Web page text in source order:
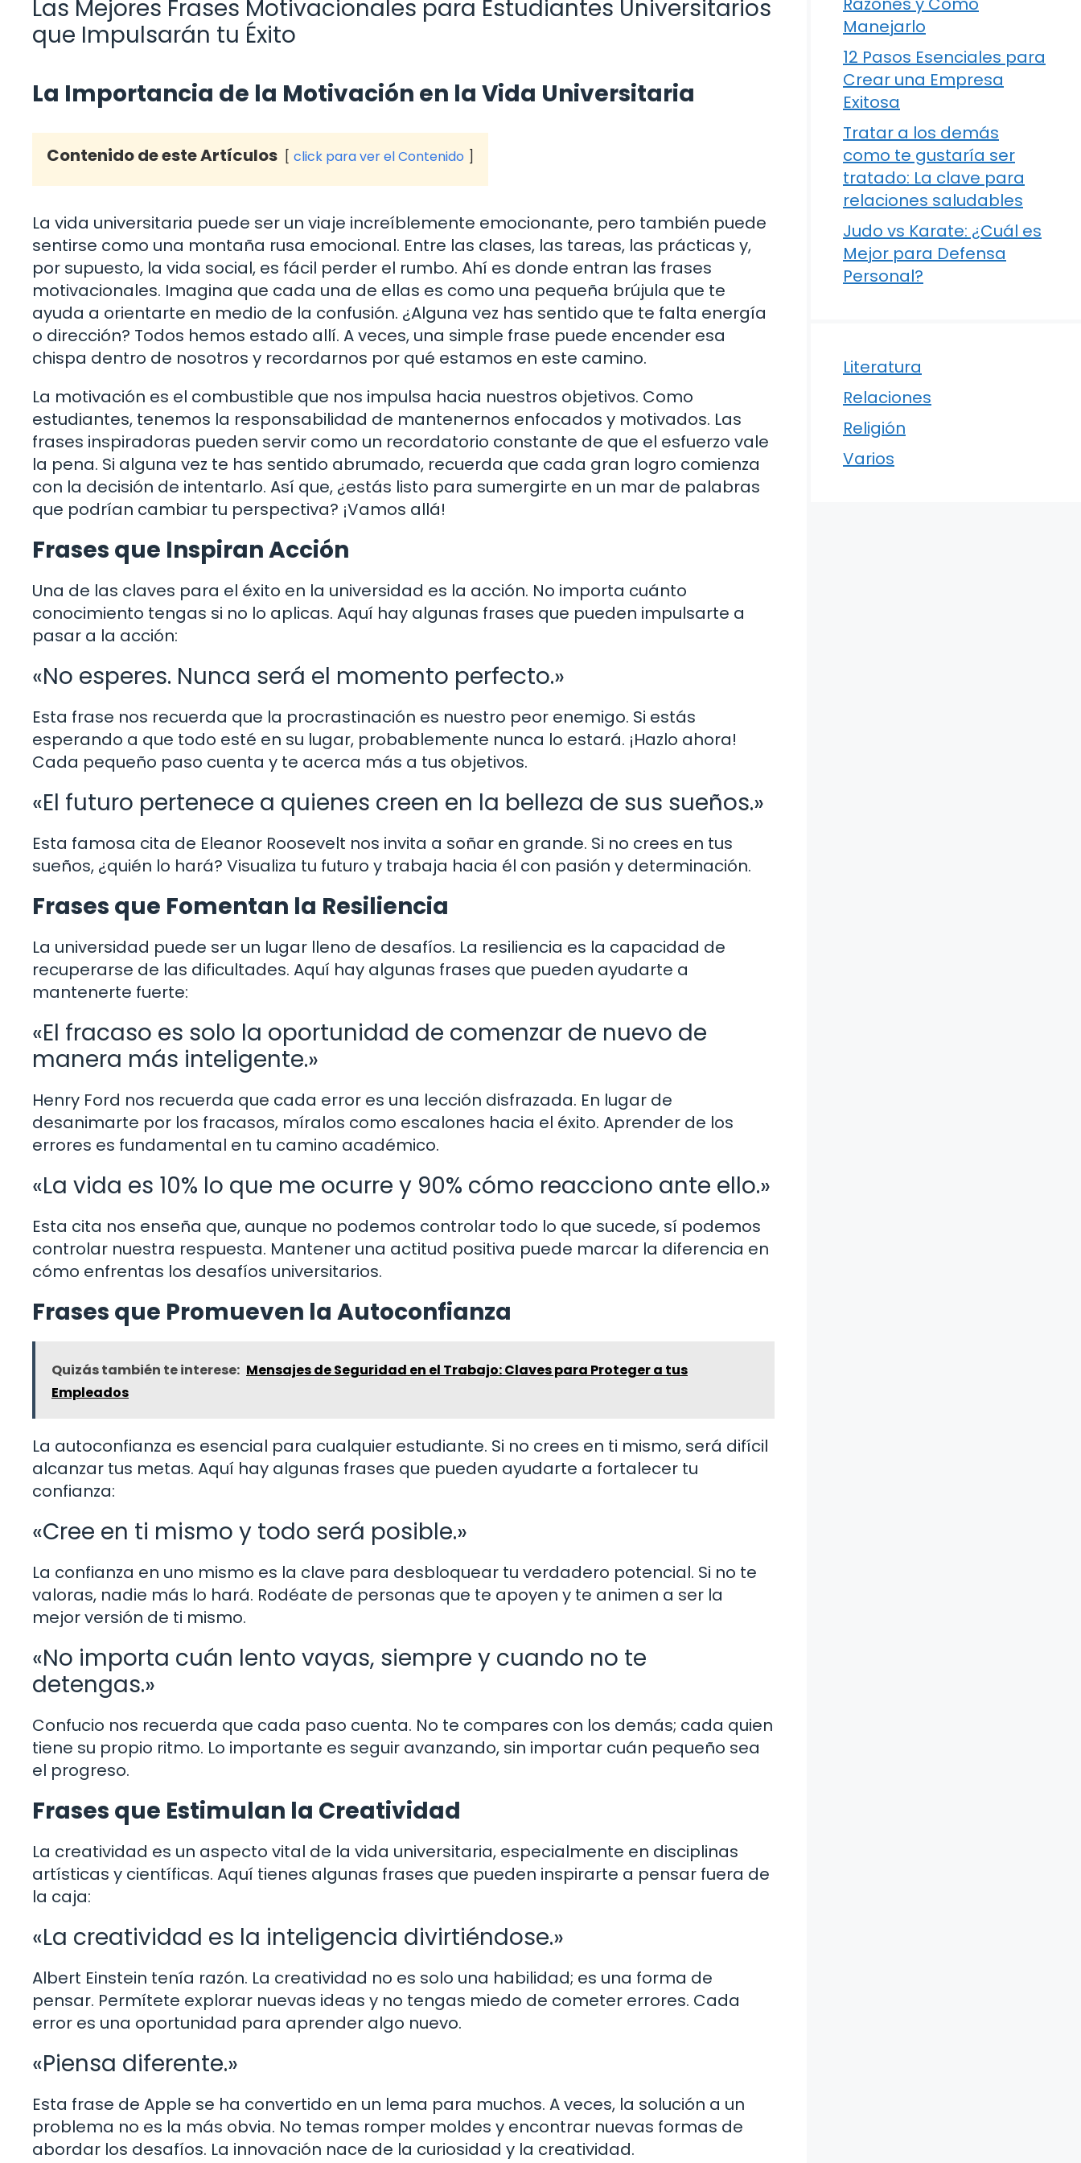
Las Mejores Frases Motivacionales para Estudiantes Universitarios
que Impulsarán tu Éxito
La Importancia de la Motivación en la Vida Universitaria
Contenido de este Artículos click para ver el Contenido
La vida universitaria puede ser un viaje increíblemente emocionante, pero también puede
sentirse como una montaña rusa emocional. Entre las clases, las tareas, las prácticas y,
por supuesto, la vida social, es fácil perder el rumbo. Ahí es donde entran las frases
motivacionales. Imagina que cada una de ellas es como una pequeña brújula que te
ayuda a orientarte en medio de la confusión. ¿Alguna vez has sentido que te falta energía
o dirección? Todos hemos estado allí. A veces, una simple frase puede encender esa
chispa dentro de nosotros y recordarnos por qué estamos en este camino.
La motivación es el combustible que nos impulsa hacia nuestros objetivos. Como
estudiantes, tenemos la responsabilidad de mantenernos enfocados y motivados. Las
frases inspiradoras pueden servir como un recordatorio constante de que el esfuerzo vale
la pena. Si alguna vez te has sentido abrumado, recuerda que cada gran logro comienza
con la decisión de intentarlo. Así que, ¿estás listo para sumergirte en un mar de palabras
que podrían cambiar tu perspectiva? ¡Vamos allá!
Frases que Inspiran Acción
Una de las claves para el éxito en la universidad es la acción. No importa cuánto
conocimiento tengas si no lo aplicas. Aquí hay algunas frases que pueden impulsarte a
pasar a la acción:
«No esperes. Nunca será el momento perfecto.»
Esta frase nos recuerda que la procrastinación es nuestro peor enemigo. Si estás
esperando a que todo esté en su lugar, probablemente nunca lo estará. ¡Hazlo ahora!
Cada pequeño paso cuenta y te acerca más a tus objetivos.
«El futuro pertenece a quienes creen en la belleza de sus sueños.»
Esta famosa cita de Eleanor Roosevelt nos invita a soñar en grande. Si no crees en tus
sueños, ¿quién lo hará? Visualiza tu futuro y trabaja hacia él con pasión y determinación.
Frases que Fomentan la Resiliencia
La universidad puede ser un lugar lleno de desafíos. La resiliencia es la capacidad de
recuperarse de las dificultades. Aquí hay algunas frases que pueden ayudarte a
mantenerte fuerte:
«El fracaso es solo la oportunidad de comenzar de nuevo de
manera más inteligente.»
Henry Ford nos recuerda que cada error es una lección disfrazada. En lugar de
desanimarte por los fracasos, míralos como escalones hacia el éxito. Aprender de los
errores es fundamental en tu camino académico.
«La vida es 10% lo que me ocurre y 90% cómo reacciono ante ello.»
Esta cita nos enseña que, aunque no podemos controlar todo lo que sucede, sí podemos
controlar nuestra respuesta. Mantener una actitud positiva puede marcar la diferencia en
cómo enfrentas los desafíos universitarios.
Frases que Promueven la Autoconfianza
Quizás también te interese: Mensajes de Seguridad en el Trabajo: Claves para Proteger a tus
Empleados
La autoconfianza es esencial para cualquier estudiante. Si no crees en ti mismo, será difícil
alcanzar tus metas. Aquí hay algunas frases que pueden ayudarte a fortalecer tu
confianza:
«Cree en ti mismo y todo será posible.»
La confianza en uno mismo es la clave para desbloquear tu verdadero potencial. Si no te
valoras, nadie más lo hará. Rodéate de personas que te apoyen y te animen a ser la
mejor versión de ti mismo.
«No importa cuán lento vayas, siempre y cuando no te
detengas.»
Confucio nos recuerda que cada paso cuenta. No te compares con los demás; cada quien
tiene su propio ritmo. Lo importante es seguir avanzando, sin importar cuán pequeño sea
el progreso.
Frases que Estimulan la Creatividad
La creatividad es un aspecto vital de la vida universitaria, especialmente en disciplinas
artísticas y científicas. Aquí tienes algunas frases que pueden inspirarte a pensar fuera de
la caja:
«La creatividad es la inteligencia divirtiéndose.»
Albert Einstein tenía razón. La creatividad no es solo una habilidad; es una forma de
pensar. Permítete explorar nuevas ideas y no tengas miedo de cometer errores. Cada
error es una oportunidad para aprender algo nuevo.
«Piensa diferente.»
Esta frase de Apple se ha convertido en un lema para muchos. A veces, la solución a un
problema no es la más obvia. No temas romper moldes y encontrar nuevas formas de
abordar los desafíos. La innovación nace de la curiosidad y la creatividad.
Manejarlo
12 Pasos Esenciales para
Crear una Empresa
Exitosa
Tratar a los demás
como te gustaría ser
tratado: La clave para
relaciones saludables
Judo vs Karate: ¿Cuál es
Mejor para Defensa
Personal?
Literatura
Relaciones
Religión
Varios